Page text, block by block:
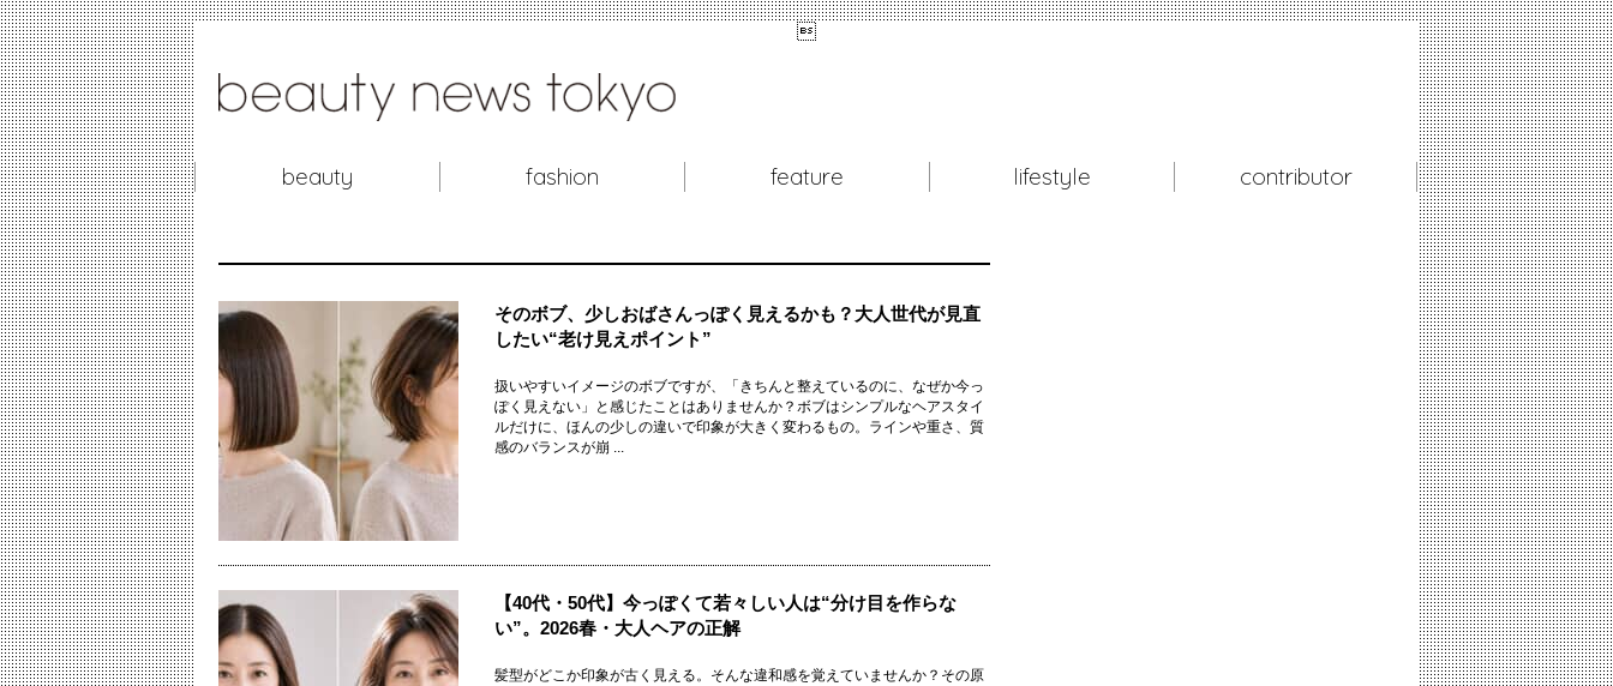

beauty fashion feature lifestyle contributor
そのボブ、少しおばさんっぽく見えるかも？大人世代が見直
したい“老け見えポイント”
扱いやすいイメージのボブですが、「きちんと整えているのに、なぜか今っ
ぽく見えない」と感じたことはありませんか？ボブはシンプルなヘアスタイ
ルだけに、ほんの少しの違いで印象が大きく変わるもの。ラインや重さ、質
感のバランスが崩 ...
【40代・50代】今っぽくて若々しい人は“分け目を作らな
い”。2026春・大人ヘアの正解
髪型がどこか印象が古く見える。そんな違和感を覚えていませんか？その原